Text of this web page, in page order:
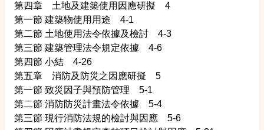
第四章 土地及建築使用因應研擬 4
第一節 建築物使用用途 4-1
第二節 土地使用法令依據及檢討 4-3
第三節 建築管理法令規定依據 4-6
第四節 小結 4-26
第五章 消防及防災之因應研擬 5
第一節 致災因子與預防管理 5-1
第二節 消防防災計畫法令依據 5-4
第三節 現行消防法規的檢討與因應 5-6